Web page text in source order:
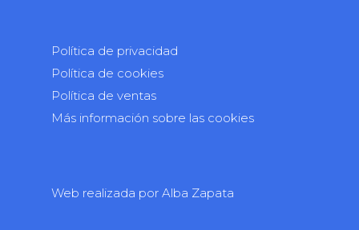
Política de privacidad
Política de cookies
Política de ventas
Más información sobre las cookies
Web realizada por Alba Zapata